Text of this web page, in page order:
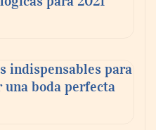
Grupo Modelo
7 de cada 10 la
indispensables para
una boda perfecta